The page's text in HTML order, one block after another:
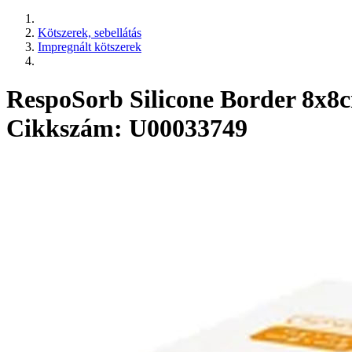
Kötszerek, sebellátás
Impregnált kötszerek
RespoSorb Silicone Border
Cikkszám: U00033749